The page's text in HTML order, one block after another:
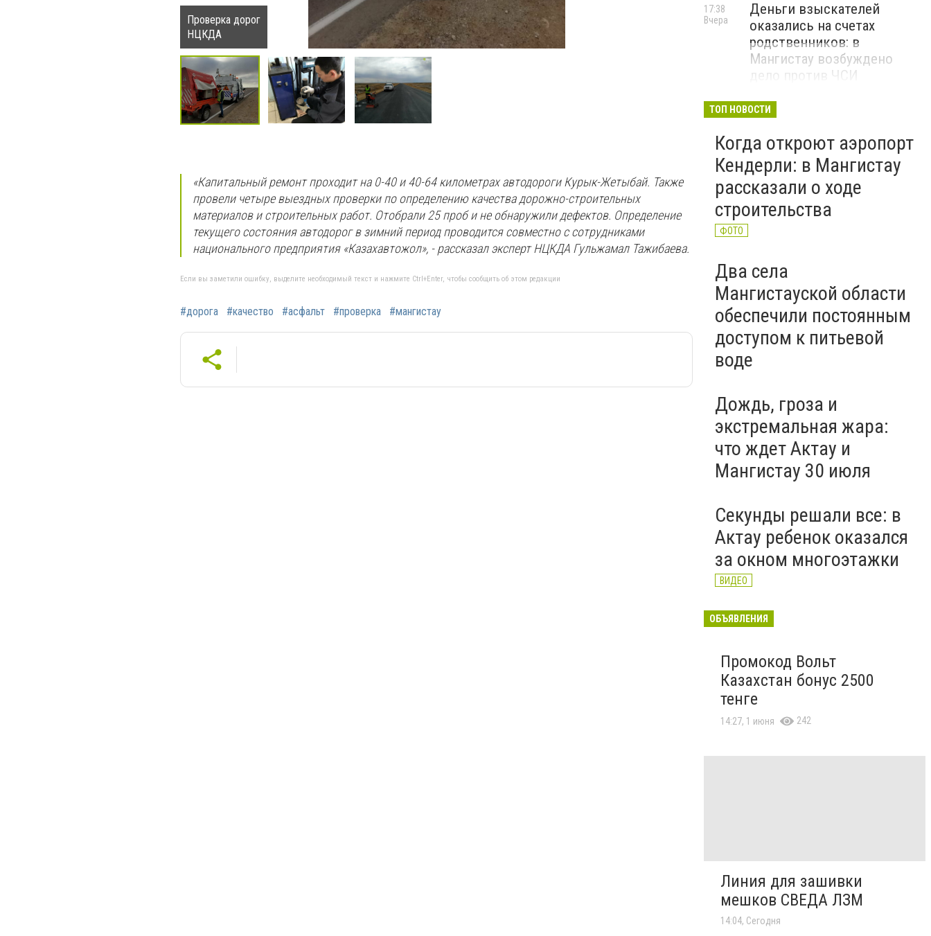
Проверка дорог
НЦКДА
Проверка дорог
«Капитальный ремонт проходит на 0-40 и 40-64 километрах автодороги Курык-Жетыбай. Также
провели четыре выездных проверки по определению качества дорожно-строительных
материалов и строительных работ. Отобрали 25 проб и не обнаружили дефектов. Определение
текущего состояния автодорог в зимний период проводится совместно с сотрудниками
национального предприятия «Казахавтожол», - рассказал эксперт НЦКДА Гульжамал Тажибаева.
Если вы заметили ошибку, выделите необходимый текст и нажмите Ctrl+Enter, чтобы сообщить об этом редакции
#дорога #качество #асфальт #проверка #мангистау
Деньги взыскателей
оказались на счетах
родственников: в
Мангистау возбуждено
дело против ЧСИ
17:38
Вчера
ТОП НОВОСТИ
Когда откроют аэропорт
Кендерли: в Мангистау
рассказали о ходе
строительства
ФОТО
Два села
Мангистауской области
обеспечили постоянным
доступом к питьевой
воде
Дождь, гроза и
экстремальная жара:
что ждет Актау и
Мангистау 30 июля
Секунды решали все: в
Актау ребенок оказался
за окном многоэтажки
ВИДЕО
ОБЪЯВЛЕНИЯ
Промокод Вольт
Казахстан бонус 2500
тенге
14:27, 1 июня 242
Линия для зашивки
мешков СВЕДА ЛЗМ
14:04, Сегодня